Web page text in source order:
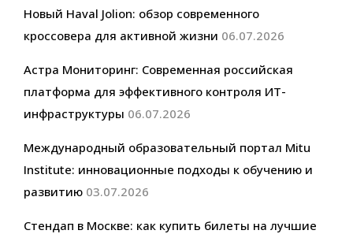
Новый Haval Jolion: обзор современного
кроссовера для активной жизни 06.07.2026
Астра Мониторинг: Современная российская
платформа для эффективного контроля ИТ-
инфраструктуры 06.07.2026
Международный образовательный портал Mitu
Institute: инновационные подходы к обучению и
развитию 03.07.2026
Стендап в Москве: как купить билеты на лучшие